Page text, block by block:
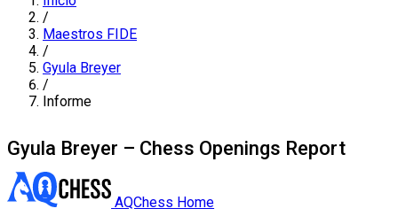
/
Maestros FIDE
/
Gyula Breyer
/
Informe
Gyula Breyer – Chess Openings Report
AQChess Home